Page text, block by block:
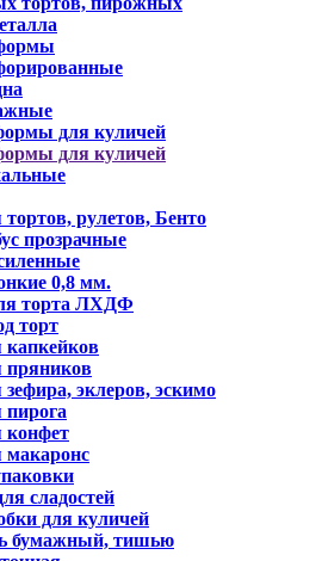
для куличей
для куличей
рулетов, Бенто
прозрачные
0,8 мм.
торта ЛХДФ
торт
капкейков
пряников
эклеров, эскимо
пирога
конфет
макаронс
сладостей
для куличей
бумажный, тишью